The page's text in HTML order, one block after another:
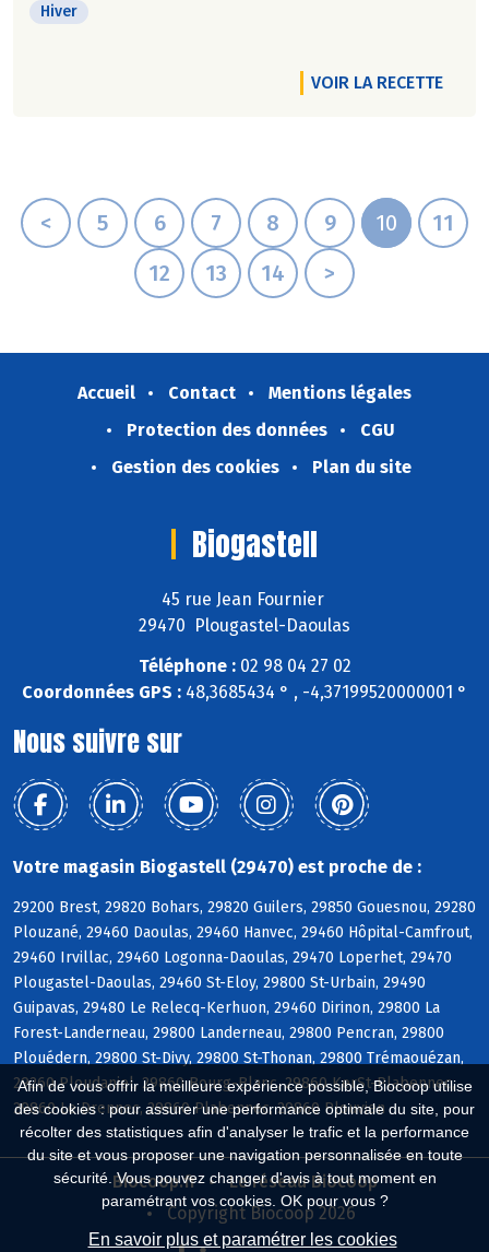
Afin de vous offrir la meilleure expérience possible, Biocoop utilise
des cookies : pour assurer une performance optimale du site, pour
récolter des statistiques afin d'analyser le trafic et la performance
du site et vous proposer une navigation personnalisée en toute
sécurité. Vous pouvez changer d'avis à tout moment en
paramétrant vos cookies. OK pour vous ?
En savoir plus et paramétrer les cookies
Hiver
VOIR LA RECETTE
< 5 6 7 8 9 10
11
12
13 14 >
Accueil Contact
Mentions légales
Protection des données
CGU
Gestion des cookies
Plan du site
Biogastell
45 rue Jean Fournier
29470 Plougastel-Daoulas
Téléphone :02 98 04 27 02
Coordonnées GPS : 48,3685434 ° , -4,37199520000001 °
Nous suivre sur
Votre magasin Biogastell (29470) est proche de :
29200 Brest, 29820 Bohars, 29820 Guilers, 29850 Gouesnou, 29280
Plouzané, 29460 Daoulas, 29460 Hanvec, 29460 Hôpital-Camfrout,
29460 Irvillac, 29460 Logonna-Daoulas, 29470 Loperhet, 29470
Plougastel-Daoulas, 29460 St-Eloy, 29800 St-Urbain, 29490
Guipavas, 29480 Le Relecq-Kerhuon, 29460 Dirinon, 29800 La
Forest-Landerneau, 29800 Landerneau, 29800 Pencran, 29800
Plouédern, 29800 St-Divy, 29800 St-Thonan, 29800 Trémaouézan,
29260 Ploudaniel, 29860 Bourg-Blanc, 29860 KerSt-Plabennec,
29860 Le Drennec, 29860 Plabennec, 29860 Plouvien
Biocoop.fr
Le réseau Biocoop
Copyright Biocoop 2026